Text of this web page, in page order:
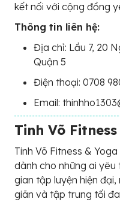
kết nối với cộng đồng
Thông tin liên hệ:
Địa chỉ: Lầu 7, 20
Quận 5
Điện thoại: 0708
Email:
Tinh Võ
Tinh Võ Fitness &
dành cho những ai
gian tập luyện hiện
giãn và tập trung tối